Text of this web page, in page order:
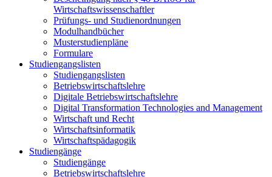
Wirtschaftswissenschaftler
Prüfungs- und Studienordnungen
Modulhandbücher
Musterstudienpläne
Formulare
Studiengangslisten
Studiengangslisten
Betriebswirtschaftslehre
Digitale Betriebswirtschaftslehre
Digital Transformation Technologies and Management
Wirtschaft und Recht
Wirtschaftsinformatik
Wirtschaftspädagogik
Studiengänge
Studiengänge
Betriebswirtschaftslehre